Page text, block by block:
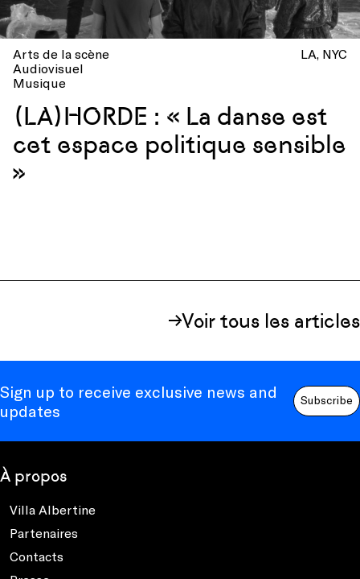
Arts de la scène
Audiovisuel
Musique
LA NYC
(LA)HORDE : « La danse est
cet espace politique sensible
»
Voir tous les articles
Sign up to receive exclusive news and
updates
Subscribe
À propos
Villa Albertine
Partenaires
Contacts